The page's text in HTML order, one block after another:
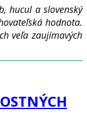
hucul a slovenský
hodnota.
veľa zaujímavých